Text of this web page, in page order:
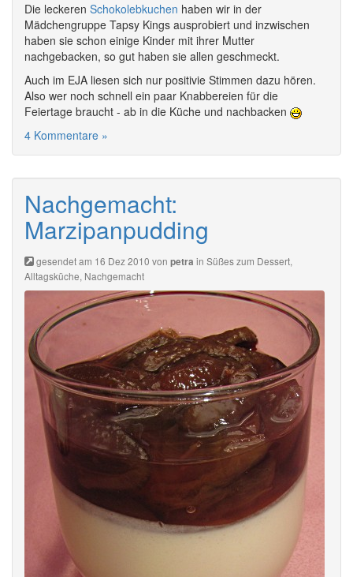
Die leckeren Schokolebkuchen haben wir in der
Mädchengruppe Tapsy Kings ausprobiert und inzwischen
haben sie schon einige Kinder mit ihrer Mutter
nachgebacken, so gut haben sie allen geschmeckt.
Auch im EJA liesen sich nur positivie Stimmen dazu hören.
Also wer noch schnell ein paar Knabbereien für die
Feiertage braucht - ab in die Küche und nachbacken
4 Kommentare »
Nachgemacht:
Marzipanpudding
gesendet am 16 Dez 2010 von petra in Süßes zum Dessert,
Alltagsküche, Nachgemacht